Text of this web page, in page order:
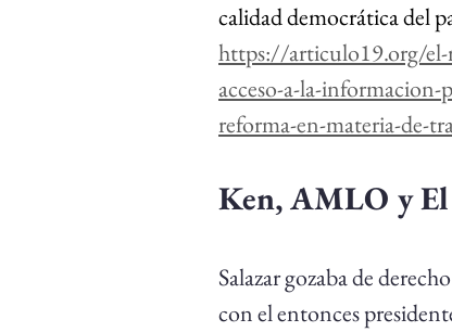
calidad democrática del
https://articulo19.org/el-
acceso-a-la-
reforma-en-materia-de-
Ken, AMLO y
Salazar gozaba de
con el entonces